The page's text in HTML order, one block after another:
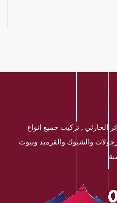
الحارثي , تركيب جميع انواع
والشبوك والقرميد وبيوت